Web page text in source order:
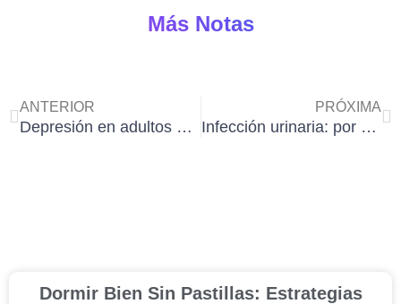
Más Notas
ANTERIOR
Depresión en adultos mayores: cómo identificarlo a tiempo y ayudar
PRÓXIMA
Infección urinaria: por qué sucede y cómo prevenirlo
Dormir Bien Sin Pastillas: Estrategias